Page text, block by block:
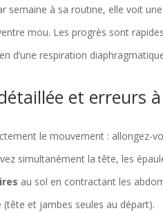
semaine à sa routine, elle voit
mou. Les progrès sont
d’une respiration
et erreurs
le mouvement : allongez-
simultanément la tête, les
au sol en contractant les
(tête et jambes seules au départ).